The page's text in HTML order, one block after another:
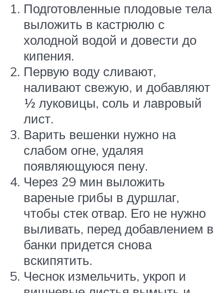
Подготовленные плодовые тела
выложить в кастрюлю с
холодной водой и довести до
кипения.
Первую воду сливают,
наливают свежую, и добавляют
½ луковицы, соль и лавровый
лист.
Варить вешенки нужно на
слабом огне, удаляя
появляющуюся пену.
Через 29 мин выложить
вареные грибы в дуршлаг,
чтобы стек отвар. Его не нужно
выливать, перед добавлением в
банки придется снова
вскипятить.
Чеснок измельчить, укроп и